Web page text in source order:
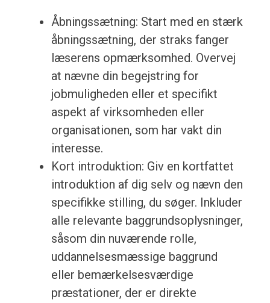
Åbningssætning: Start med en stærk
åbningssætning, der straks fanger
læserens opmærksomhed. Overvej
at nævne din begejstring for
jobmuligheden eller et specifikt
aspekt af virksomheden eller
organisationen, som har vakt din
interesse.
Kort introduktion: Giv en kortfattet
introduktion af dig selv og nævn den
specifikke stilling, du søger. Inkluder
alle relevante baggrundsoplysninger,
såsom din nuværende rolle,
uddannelsesmæssige baggrund
eller bemærkelsesværdige
præstationer, der er direkte